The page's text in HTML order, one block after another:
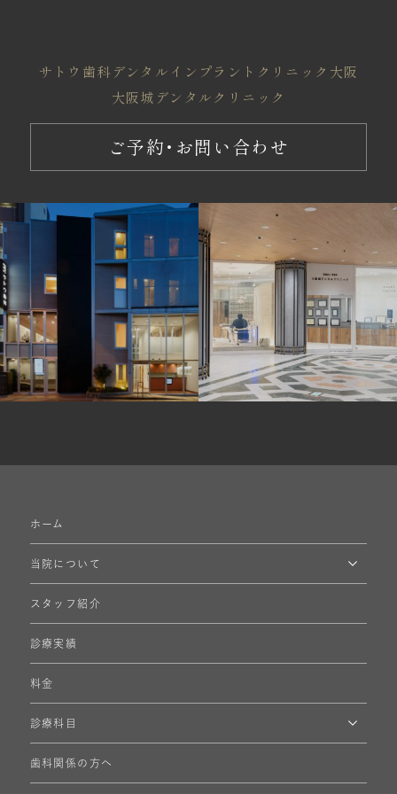
サトウ歯科 デンタルインプラントクリニック大阪
大阪城デンタルクリニック
ご予約・お問い合わせ
ホーム
当院について
スタッフ紹介
診療実績
料金
診療科目
歯科関係の方へ